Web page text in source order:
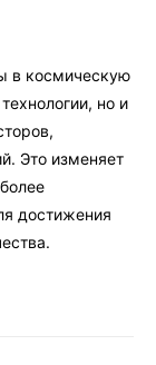
в космическую
но и
Это изменяет
достижения